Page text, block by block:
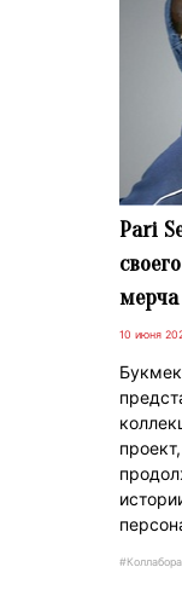
Pari
10 июня